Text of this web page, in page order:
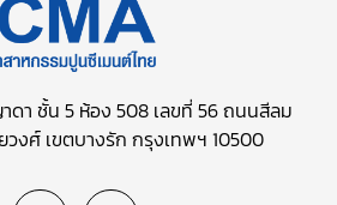
ดา ชั้น 5 ห้อง 508 เลขที่ 56 ถนนสีลม
วงศ์ เขตบางรัก กรุงเทพฯ 10500